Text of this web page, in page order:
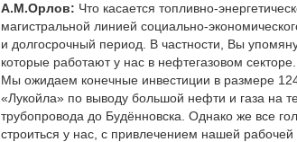
А.М.Орлов: Что касается топливно-
магистральной линией социально-
и долгосрочный период. В частности, Вы
которые работают у нас в нефтегазовом
Мы ожидаем конечные инвестиции в размере
«Лукойла» по выводу большой нефти и газа на
трубопровода до Будённовска. Однако же все
строиться у нас, с привлечением нашей